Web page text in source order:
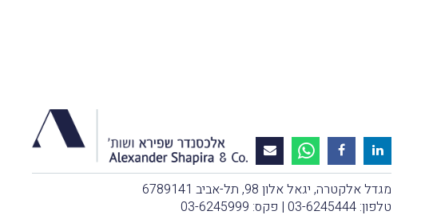
מגדל אלקטרה, יגאל אלון 98, תל-אביב 6789141
טלפון: 03-6245444 | פקס: 03-6245999